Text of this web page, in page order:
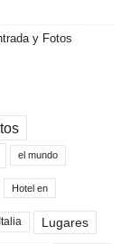
y Fotos
el mundo
Hotel en
Italia Lugares